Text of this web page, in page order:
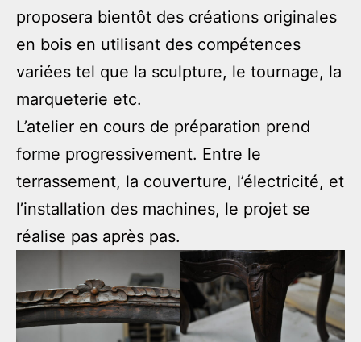
proposera bientôt des créations originales
en bois en utilisant des compétences
variées tel que la sculpture, le tournage, la
marqueterie etc.
L’atelier en cours de préparation prend
forme progressivement. Entre le
terrassement, la couverture, l’électricité, et
l’installation des machines, le projet se
réalise pas après pas.